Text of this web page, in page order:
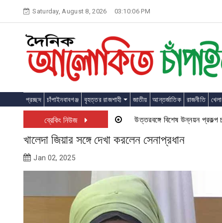
content
Saturday, August 8, 2026 03:10:07 PM
প্রচ্ছদ চাঁপাইনবাবগঞ্জ বৃহত্তর রাজশাহী জাতীয় আন্তর্জাতিক রাজনীতি
ব্রেকিং নিউজ উত্তরবঙ্গে বিশেষ উন্নয়ন প্রকল্প চালু
খালেদা জিয়ার সঙ্গে দেখা করলেন সেনাপ্রধান
Jan 02, 2025